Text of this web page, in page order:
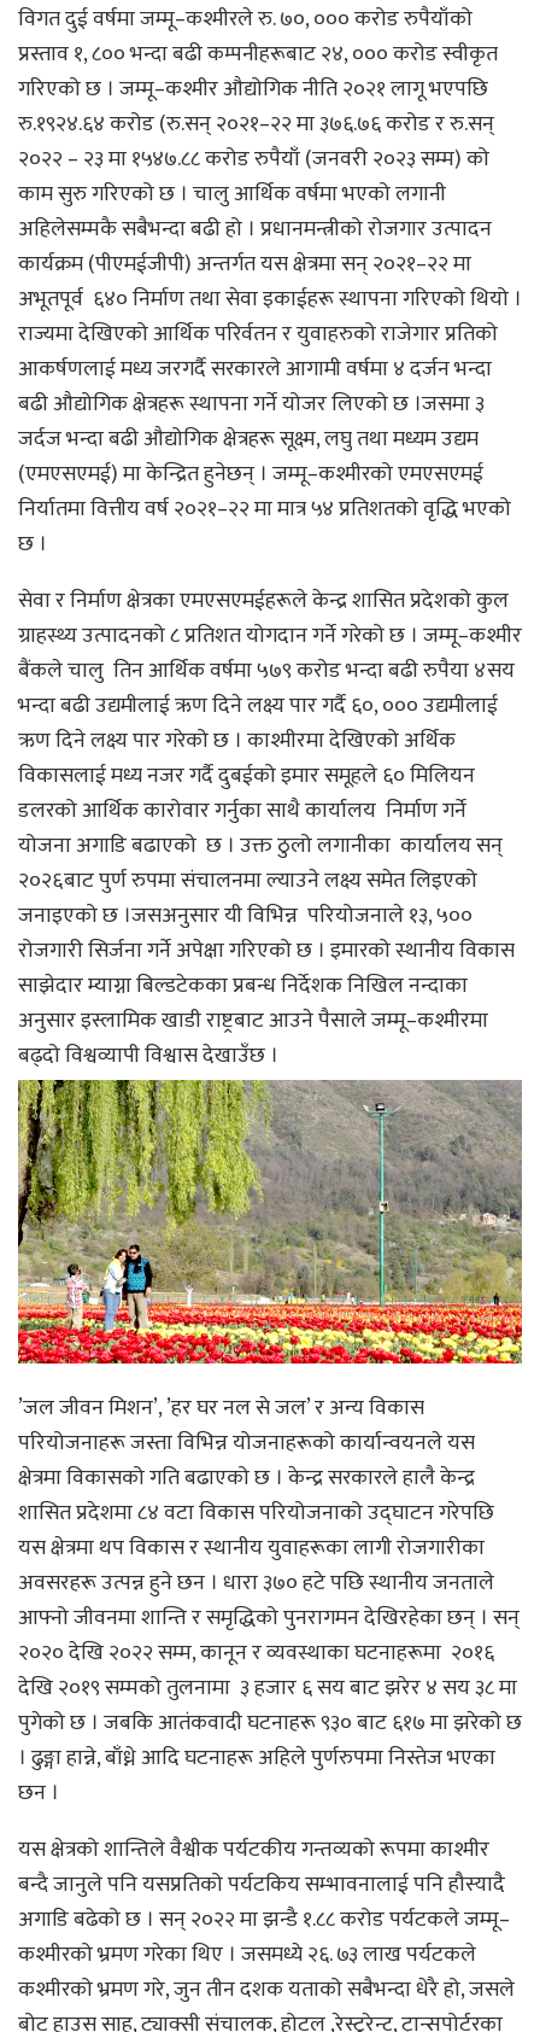
विगत दुई वर्षमा जम्मू–कश्मीरले रु. ७०, ००० करोड रुपैयाँको
प्रस्ताव १, ८०० भन्दा बढी कम्पनीहरूबाट २४, ००० करोड स्वीकृत
गरिएको छ । जम्मू–कश्मीर औद्योगिक नीति २०२१ लागू भएपछि
रु.१९२४.६४ करोड (रु.सन् २०२१–२२ मा ३७६.७६ करोड र रु.सन्
२०२२ – २३ मा १५४७.८८ करोड रुपैयाँ (जनवरी २०२३ सम्म) को
काम सुरु गरिएको छ । चालु आर्थिक वर्षमा भएको लगानी
अहिलेसम्मकै सबैभन्दा बढी हो । प्रधानमन्त्रीको रोजगार उत्पादन
कार्यक्रम (पीएमईजीपी) अन्तर्गत यस क्षेत्रमा सन् २०२१–२२ मा
अभूतपूर्व ६४० निर्माण तथा सेवा इकाईहरू स्थापना गरिएको थियो ।
राज्यमा देखिएको आर्थिक परिर्वतन र युवाहरुको राजेगार प्रतिको
आकर्षणलाई मध्य जरगर्दै सरकारले आगामी वर्षमा ४ दर्जन भन्दा
बढी औद्योगिक क्षेत्रहरू स्थापना गर्ने योजर लिएको छ ।जसमा ३
जर्दज भन्दा बढी औद्योगिक क्षेत्रहरू सूक्ष्म, लघु तथा मध्यम उद्यम
(एमएसएमई) मा केन्द्रित हुनेछन् । जम्मू–कश्मीरको एमएसएमई
निर्यातमा वित्तीय वर्ष २०२१–२२ मा मात्र ५४ प्रतिशतको वृद्धि भएको
छ ।
सेवा र निर्माण क्षेत्रका एमएसएमईहरूले केन्द्र शासित प्रदेशको कुल
ग्राहस्थ्य उत्पादनको ८ प्रतिशत योगदान गर्ने गरेको छ । जम्मू–कश्मीर
बैंकले चालु तिन आर्थिक वर्षमा ५७९ करोड भन्दा बढी रुपैया ४सय
भन्दा बढी उद्यमीलाई ऋण दिने लक्ष्य पार गर्दै ६०, ००० उद्यमीलाई
ऋण दिने लक्ष्य पार गरेको छ । काश्मीरमा देखिएको अर्थिक
विकासलाई मध्य नजर गर्दै दुबईको इमार समूहले ६० मिलियन
डलरको आर्थिक कारोवार गर्नुका साथै कार्यालय निर्माण गर्ने
योजना अगाडि बढाएको छ । उक्त ठुलो लगानीका कार्यालय सन्
२०२६बाट पुर्ण रुपमा संचालनमा ल्याउने लक्ष्य समेत लिइएको
जनाइएको छ ।जसअनुसार यी विभिन्न परियोजनाले १३, ५००
रोजगारी सिर्जना गर्ने अपेक्षा गरिएको छ । इमारको स्थानीय विकास
साझेदार म्याग्ना बिल्डटेकका प्रबन्ध निर्देशक निखिल नन्दाका
अनुसार इस्लामिक खाडी राष्ट्रबाट आउने पैसाले जम्मू–कश्मीरमा
बढ्दो विश्वव्यापी विश्वास देखाउँछ ।
’जल जीवन मिशन’, ’हर घर नल से जल’ र अन्य विकास
परियोजनाहरू जस्ता विभिन्न योजनाहरूको कार्यान्वयनले यस
क्षेत्रमा विकासको गति बढाएको छ । केन्द्र सरकारले हालै केन्द्र
शासित प्रदेशमा ८४ वटा विकास परियोजनाको उद्घाटन गरेपछि
यस क्षेत्रमा थप विकास र स्थानीय युवाहरूका लागी रोजगारीका
अवसरहरू उत्पन्न हुने छन । धारा ३७० हटे पछि स्थानीय जनताले
आफ्नो जीवनमा शान्ति र समृद्धिको पुनरागमन देखिरहेका छन् । सन्
२०२० देखि २०२२ सम्म, कानून र व्यवस्थाका घटनाहरूमा २०१६
देखि २०१९ सम्मको तुलनामा ३ हजार ६ सय बाट झरेर ४ सय ३८ मा
पुगेको छ । जबकि आतंकवादी घटनाहरू ९३० बाट ६१७ मा झरेको छ
। ढुङ्गा हान्ने, बाँध्ने आदि घटनाहरू अहिले पुर्णरुपमा निस्तेज भएका
छन ।
यस क्षेत्रको शान्तिले वैश्वीक पर्यटकीय गन्तव्यको रूपमा काश्मीर
बन्दै जानुले पनि यसप्रतिको पर्यटकिय सम्भावनालाई पनि हौस्यादै
अगाडि बढेको छ । सन् २०२२ मा झन्डै १.८८ करोड पर्यटकले जम्मू–
कश्मीरको भ्रमण गरेका थिए । जसमध्ये २६. ७३ लाख पर्यटकले
कश्मीरको भ्रमण गरे, जुन तीन दशक यताको सबैभन्दा धेरै हो, जसले
बोट हाउस साहु, ट्याक्सी संचालक, होटल ,रेस्टुरेन्ट, ट्रान्सपोर्टरका